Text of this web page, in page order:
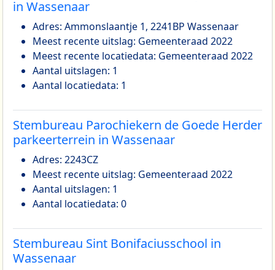
in Wassenaar
Adres: Ammonslaantje 1, 2241BP Wassenaar
Meest recente uitslag: Gemeenteraad 2022
Meest recente locatiedata: Gemeenteraad 2022
Aantal uitslagen: 1
Aantal locatiedata: 1
Stembureau Parochiekern de Goede Herder
parkeerterrein in Wassenaar
Adres: 2243CZ
Meest recente uitslag: Gemeenteraad 2022
Aantal uitslagen: 1
Aantal locatiedata: 0
Stembureau Sint Bonifaciusschool in
Wassenaar